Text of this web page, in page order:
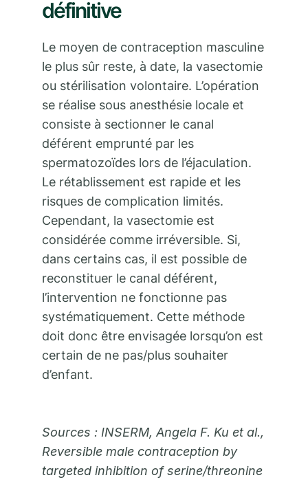
définitive
Le moyen de contraception masculine
le plus sûr reste, à date, la vasectomie
ou stérilisation volontaire. L’opération
se réalise sous anesthésie locale et
consiste à sectionner le canal
déférent emprunté par les
spermatozoïdes lors de l’éjaculation.
Le rétablissement est rapide et les
risques de complication limités.
Cependant, la vasectomie est
considérée comme irréversible. Si,
dans certains cas, il est possible de
reconstituer le canal déférent,
l’intervention ne fonctionne pas
systématiquement. Cette méthode
doit donc être envisagée lorsqu’on est
certain de ne pas/plus souhaiter
d’enfant.
Sources : INSERM, Angela F. Ku et al.,
Reversible male contraception by
targeted inhibition of serine/threonine